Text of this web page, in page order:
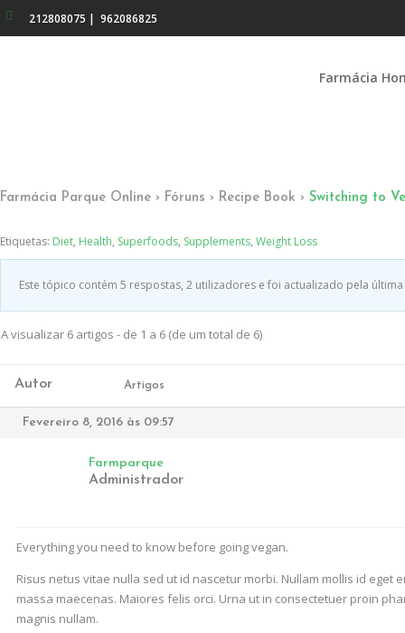
212808075 | 962086825
Farmácia
Farmácia Parque Online › Fóruns › Recipe Book › Switching to
Etiquetas: Diet, Health, Superfoods, Supplements, Weight Loss
Este tópico contém 5 respostas, 2 utilizadores e foi actualizado pela
A visualizar 6 artigos - de 1 a 6 (de um total de 6)
Autor Artigos
Fevereiro 8, 2016 às 09:57
Farmparque
Administrador
Everything you need to know before going vegan.
Risus netus vitae nulla sed ut id nascetur morbi. Nullam mollis id
massa maecenas. Maiores felis orci. Urna ut in consectetuer proin
magnis nullam.